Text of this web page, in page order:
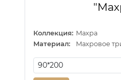
Коллекция: Махра
Материал: